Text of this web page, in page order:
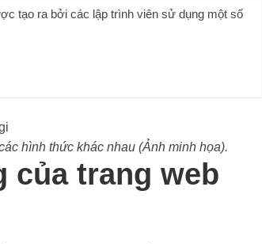
tạo ra bởi các lập trình viên sử dụng một số
hình thức khác nhau (Ảnh minh họa).
của trang web